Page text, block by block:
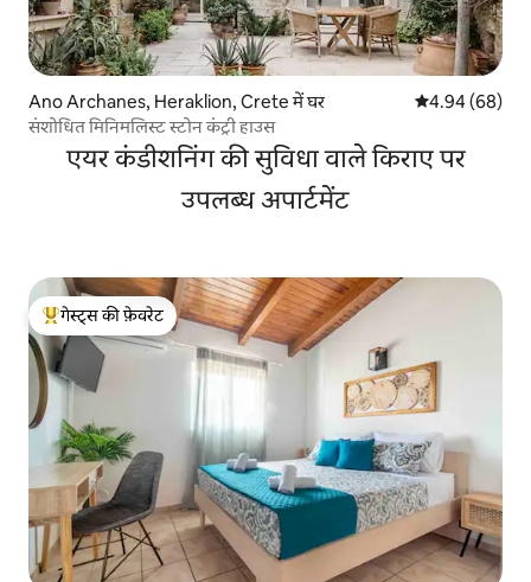
Ano Archanes, Heraklion, Crete में घर औसत रेटिंग 5 में
4.94 (68)
संशोधित मिनिमलिस्ट स्टोन कंट्री हाउस
एयर कंडीशनिंग की सुविधा वाले किराए पर
उपलब्ध अपार्टमेंट
गेस्ट्स का टॉप फ़ेवरेट
गेस्ट्स की फ़ेवरेट